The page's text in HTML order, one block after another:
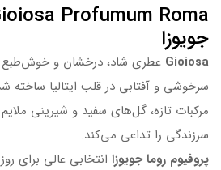
جویوزا
Gioiosa عطری شاد، درخشان و خوش‌طبع
سرخوشی و آفتابی در قلب ایتالیا ساخته
مرکبات تازه، گل‌های سفید و شیرینی
سرزندگی را تداعی می‌کند.
پروفیوم روما جویوزا انتخابی عالی برای